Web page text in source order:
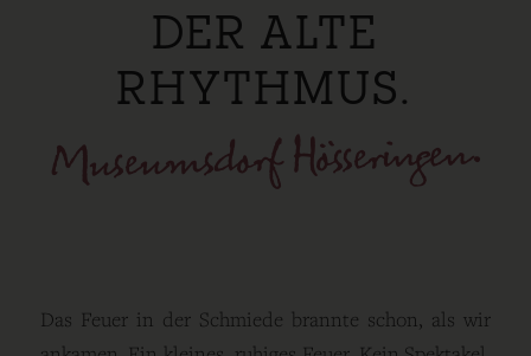
DER ALTE
RHYTHMUS.
Museumsdorf Hösseringen.
Das Feuer in der Schmiede brannte schon, als wir